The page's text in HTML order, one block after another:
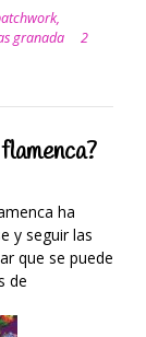
,
granada
2
ha
y seguir las
que se puede
de